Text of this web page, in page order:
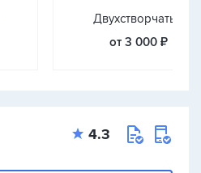
Двухстворчатые
от 3 000 ₽
4.3